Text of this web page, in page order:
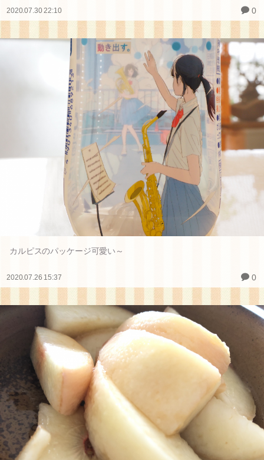
2020.07.30 22:10 0
カルピスのパッケージ可愛い～
2020.07.26 15:37 0